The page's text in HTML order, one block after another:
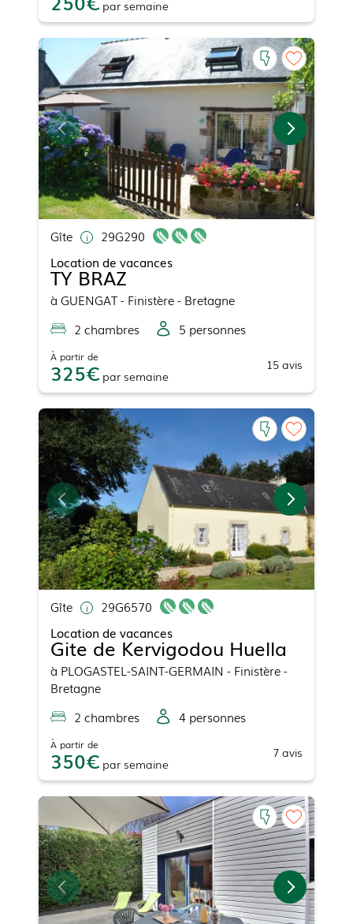
par semaine
Gîte
29G290
Location de vacances
TY BRAZ
à GUENGAT- Finistère - Bretagne
2 chambres 5 personnes
À partir de
325 par semaine
15 avis
Gîte
29G6570
Location de vacances
Gite de Kervigodou Huella
à PLOGASTEL-SAINT-GERMAIN - Finistère -
Bretagne
2 chambres 4 personnes
À partir de
350 par semaine
7 avis